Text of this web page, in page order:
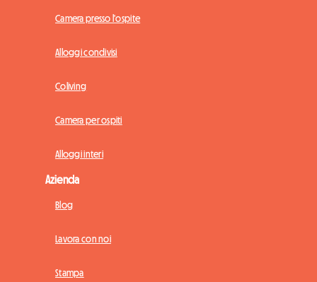
Camera presso l'ospite
Alloggi condivisi
Coliving
Camera per ospiti
Alloggi interi
Azienda
Blog
Lavora con noi
Stampa